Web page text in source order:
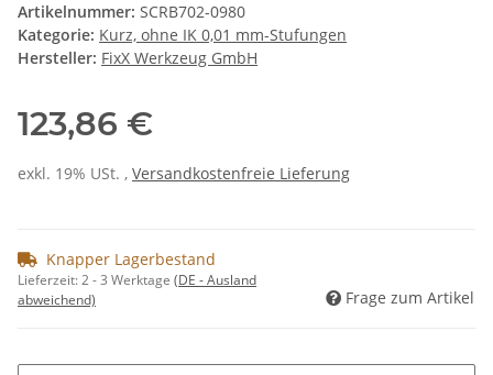
Artikelnummer: SCRB702-0980
Kategorie: Kurz, ohne IK 0,01 mm-Stufungen
Hersteller: FixX Werkzeug GmbH
123,86 €
exkl. 19% USt. , Versandkostenfreie Lieferung
Knapper Lagerbestand
Lieferzeit:2 - 3 Werktage (DE - Ausland
abweichend)
Frage zum Artikel